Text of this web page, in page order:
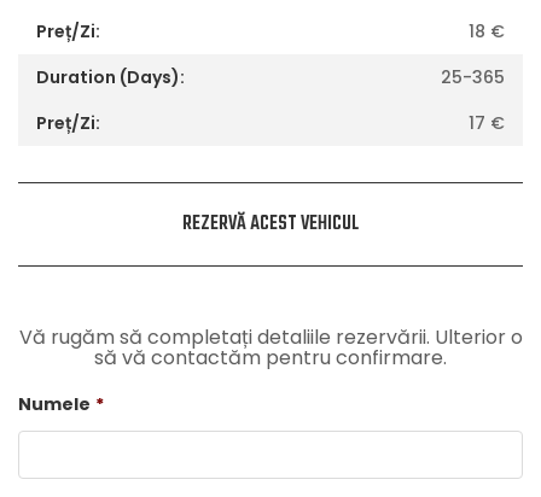
18 €
25-365
17 €
REZERVĂ ACEST VEHICUL
Vă rugăm să completați detaliile rezervării. Ulterior o
să vă contactăm pentru confirmare.
Numele *